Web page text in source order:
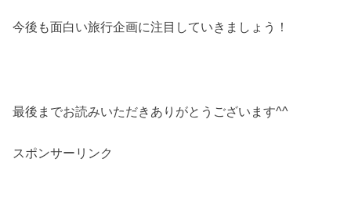
今後も面白い旅行企画に注目していきましょう！
最後までお読みいただきありがとうございます^^
スポンサーリンク